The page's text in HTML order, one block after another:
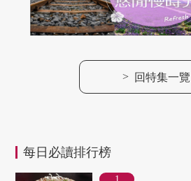
> 回特集一覽
每日必讀排行榜